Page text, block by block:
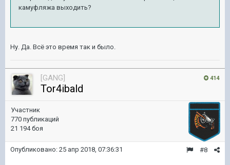
камуфляжа выходить?
Ну. Да. Всё это время так и было.
414
[GANG]
Tor4ibald
Участник
770 публикаций
21 194 боя
#8
Опубликовано: 25 апр 2018, 07:36:31